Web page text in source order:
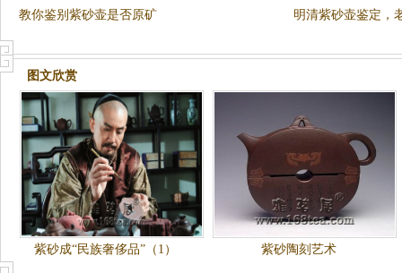
壶
教你鉴别紫砂壶是否原矿 明清紫砂壶鉴定，
图文欣赏
紫砂成“民族奢侈品”（1） 紫砂陶刻艺术